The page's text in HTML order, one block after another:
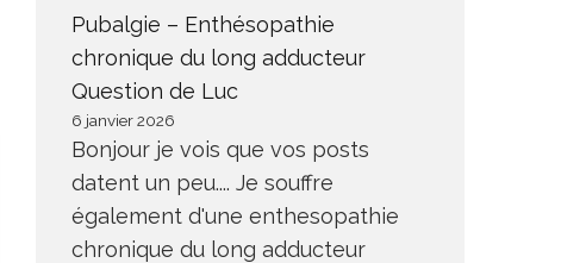
Pubalgie – Enthésopathie
chronique du long adducteur
Question de Luc
6 janvier 2026
Bonjour je vois que vos posts
datent un peu.... Je souffre
également d'une enthesopathie
chronique du long adducteur